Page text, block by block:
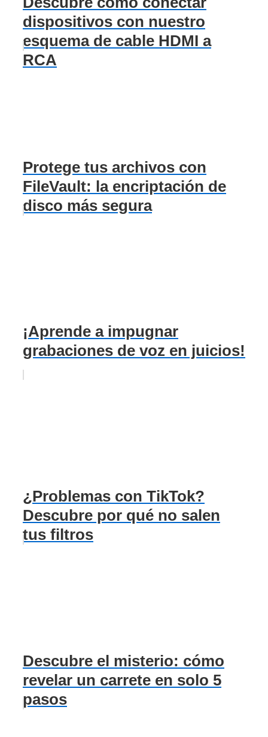
dispositivos con nuestro
esquema de cable HDMI a
RCA
Protege tus archivos con
FileVault: la encriptación de
disco más segura
¡Aprende a impugnar
grabaciones de voz en juicios!
¿Problemas con TikTok?
Descubre por qué no salen
tus filtros
Descubre el misterio: cómo
revelar un carrete en solo 5
pasos